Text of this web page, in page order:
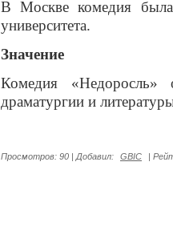
В Москве комедия
университета.
Значение
Комедия «Недоросль»
драматургии и
Просмотров: 90 | Добавил: GBIC |